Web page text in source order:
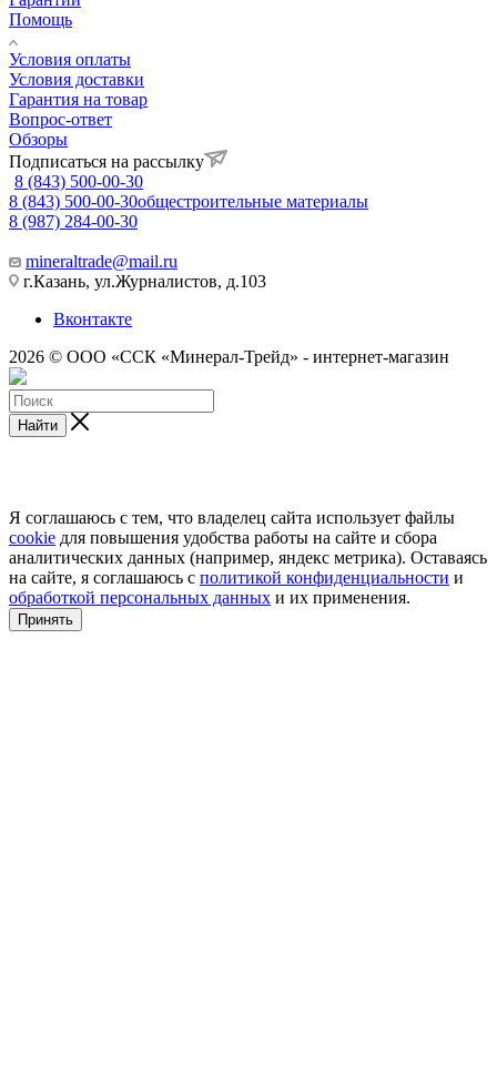
Помощь
Условия оплаты
Условия доставки
Гарантия на товар
Вопрос-ответ
Обзоры
Подписаться на рассылку
8 (843) 500-00-30
8 (843) 500-00-30общестроительные материалы
8 (987) 284-00-30
mineraltrade@mail.ru
г.Казань, ул.Журналистов, д.103
Вконтакте
2026 © ООО «ССК «Минерал-Трейд» - интернет-магазин
Найти
Я соглашаюсь с тем, что владелец сайта использует файлы
cookie для повышения удобства работы на сайте и сбора
аналитических данных (например, яндекс метрика). Оставаясь
на сайте, я соглашаюсь с политикой конфиденциальности и
обработкой персональных данных и их применения.
Принять